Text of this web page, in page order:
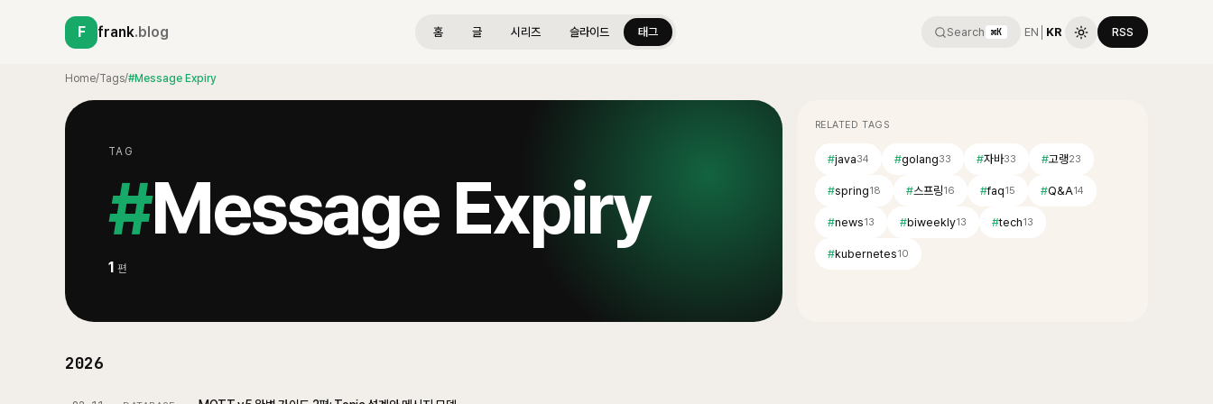
F frank.blog 홈 글 시리즈 슬라이드 태그 Search ⌘K EN KR RSS
Home/Tags/#Message Expiry
TAG
#Message Expiry
1 편
RELATED TAGS
#java34 #golang33 #자바33 #고랭23
#spring18 #스프링16 #faq15 #Q&A14
#news13 #biweekly13 #tech13
#kubernetes10
2026